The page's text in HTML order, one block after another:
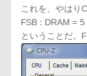
これを、やはり
FSB : DRAM =
ということだ。